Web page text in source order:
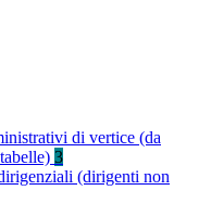
di vertice (da
3
(dirigenti non